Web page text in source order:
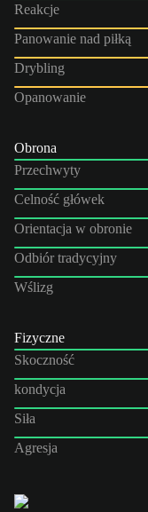
Reakcje
Panowanie nad piłką
Drybling
Opanowanie
Obrona
Przechwyty
Celność główek
Orientacja w obronie
Odbiór tradycyjny
Wślizg
Fizyczne
Skoczność
kondycja
Siła
Agresja